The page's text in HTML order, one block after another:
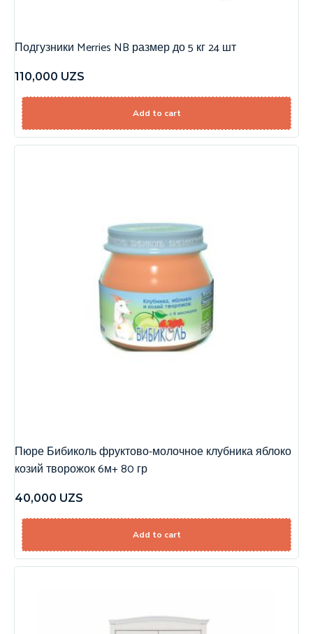
Подгузники Merries NB размер до 5 кг 24 шт
110,000 UZS
Add to cart
Пюре Бибиколь фруктово-молочное клубника яблоко
козий творожок 6м+ 80 гр
40,000 UZS
Add to cart